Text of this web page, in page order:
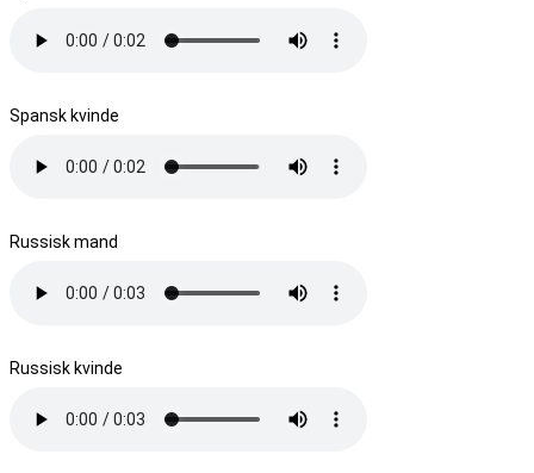
Spansk kvinde
Russisk mand
Russisk kvinde